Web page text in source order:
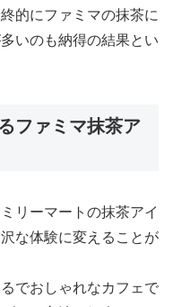
的にファミマの抹茶に
いのも納得の結果とい
ファミマ抹茶ア
リーマートの抹茶アイ
な体験に変えることが
でおしゃれなカフェで